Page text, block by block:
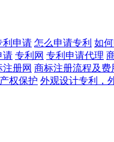
利申请 怎么申请专利 如
请 专利网 专利申请代理
注册网 商标注册流程及费
权保护 外观设计专利，